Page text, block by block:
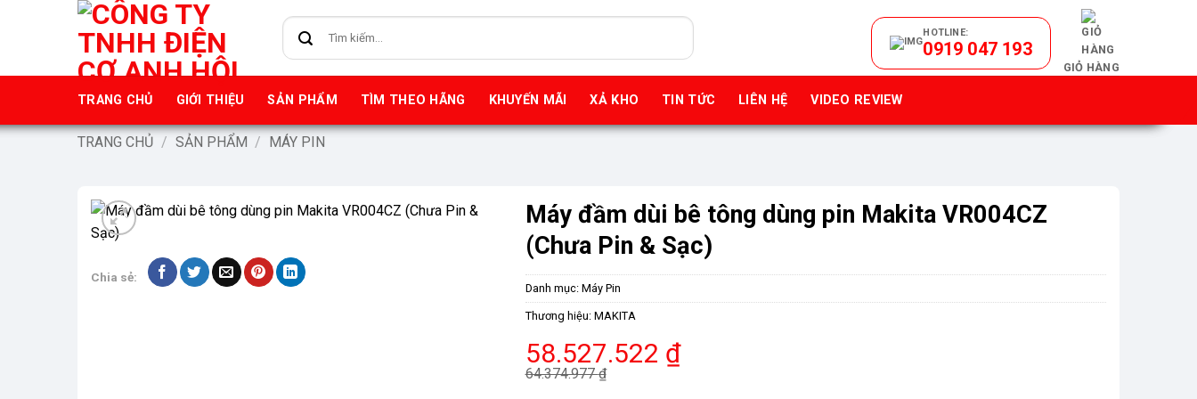
dung
Tìm
kiếm:
HOTLINE:
0919 047 193
GIỎ HÀNG
TRANG CHỦ GIỚI THIỆU SẢN PHẨM TÌM THEO HÃNG KHUYẾN MÃI XẢ KHO TIN TỨC LIÊN HỆ VIDEO REVIEW
TRANG CHỦ / SẢN PHẨM / MÁY PIN
-9%
Chia sẻ:
Máy đầm dùi bê tông dùng pin Makita VR004CZ
(Chưa Pin & Sạc)
Danh mục: Máy Pin
Thương hiệu: MAKITA
64.374.977₫
Giá
gốc
58.527.522 ₫
Giá
hiện